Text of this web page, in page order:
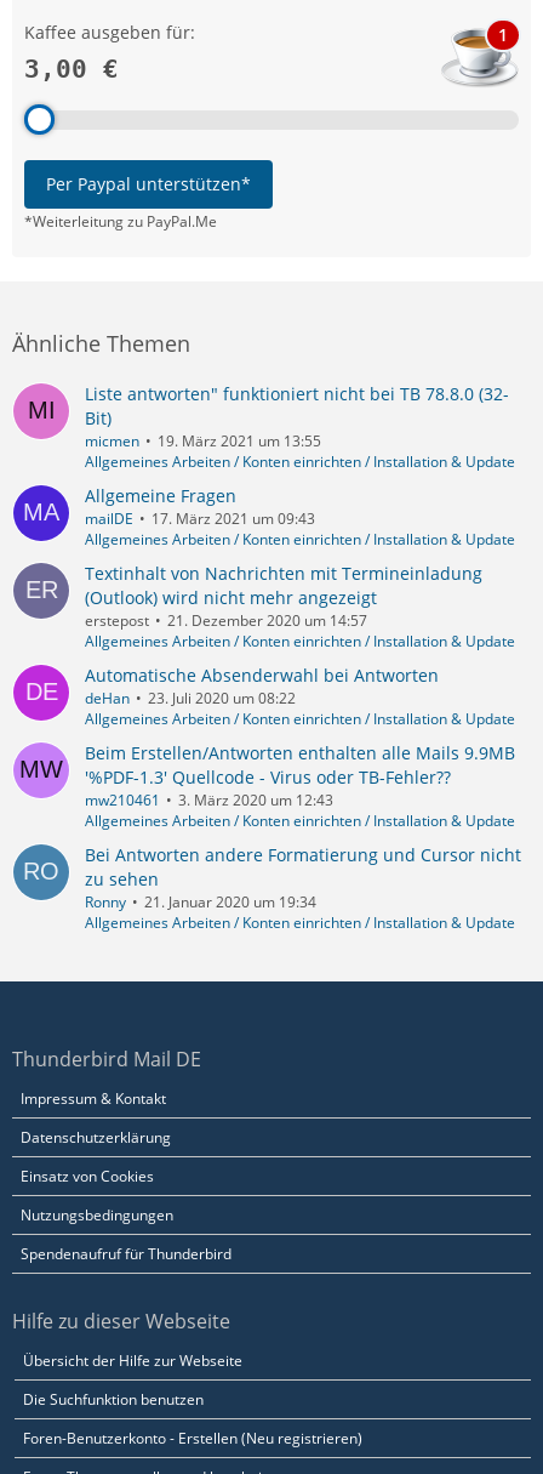
Kaffee ausgeben für:
3,00 €
1
Per Paypal unterstützen*
*Weiterleitung zu PayPal.Me
Ähnliche Themen
Liste antworten" funktioniert nicht bei TB 78.8.0 (32-
Bit)
micmen
19. März 2021 um 13:55
Allgemeines Arbeiten / Konten einrichten / Installation & Update
Allgemeine Fragen
mailDE
17. März 2021 um 09:43
Allgemeines Arbeiten / Konten einrichten / Installation & Update
Textinhalt von Nachrichten mit Termineinladung
(Outlook) wird nicht mehr angezeigt
erstepost
21. Dezember 2020 um 14:57
Allgemeines Arbeiten / Konten einrichten / Installation & Update
Automatische Absenderwahl bei Antworten
deHan
23. Juli 2020 um 08:22
Allgemeines Arbeiten / Konten einrichten / Installation & Update
Beim Erstellen/Antworten enthalten alle Mails 9.9MB
'%PDF-1.3' Quellcode - Virus oder TB-Fehler??
mw210461
3. März 2020 um 12:43
Allgemeines Arbeiten / Konten einrichten / Installation & Update
Bei Antworten andere Formatierung und Cursor nicht
zu sehen
Ronny
21. Januar 2020 um 19:34
Allgemeines Arbeiten / Konten einrichten / Installation & Update
Thunderbird Mail DE
Impressum & Kontakt
Datenschutzerklärung
Einsatz von Cookies
Nutzungsbedingungen
Spendenaufruf für Thunderbird
Hilfe zu dieser Webseite
Übersicht der Hilfe zur Webseite
Die Suchfunktion benutzen
Foren-Benutzerkonto - Erstellen (Neu registrieren)